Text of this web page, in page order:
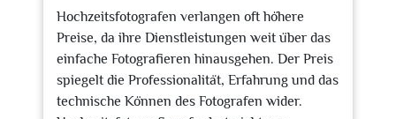
Hochzeitsfotografen verlangen oft höhere
Preise, da ihre Dienstleistungen weit über das
einfache Fotografieren hinausgehen. Der Preis
spiegelt die Professionalität, Erfahrung und das
technische Können des Fotografen wider.